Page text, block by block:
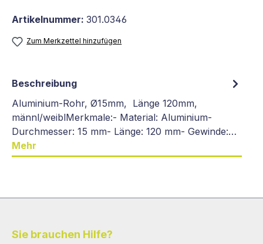
Artikelnummer: 301.0346
Zum Merkzettel hinzufügen
Beschreibung
Aluminium-Rohr, Ø15mm, Länge 120mm,
männl/weiblMerkmale:- Material: Aluminium-
Durchmesser: 15 mm- Länge: 120 mm- Gewinde:…
Mehr
Sie brauchen Hilfe?